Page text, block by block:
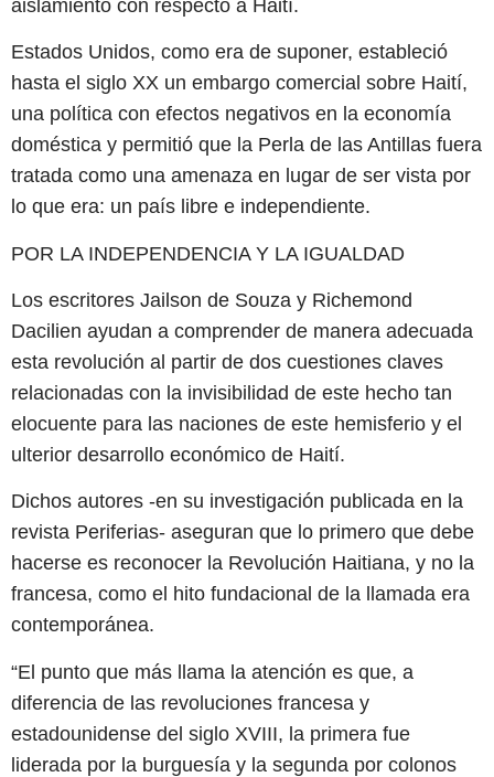
aislamiento con respecto a Haití.
Estados Unidos, como era de suponer, estableció
hasta el siglo XX un embargo comercial sobre Haití,
una política con efectos negativos en la economía
doméstica y permitió que la Perla de las Antillas fuera
tratada como una amenaza en lugar de ser vista por
lo que era: un país libre e independiente.
POR LA INDEPENDENCIA Y LA IGUALDAD
Los escritores Jailson de Souza y Richemond
Dacilien ayudan a comprender de manera adecuada
esta revolución al partir de dos cuestiones claves
relacionadas con la invisibilidad de este hecho tan
elocuente para las naciones de este hemisferio y el
ulterior desarrollo económico de Haití.
Dichos autores -en su investigación publicada en la
revista Periferias- aseguran que lo primero que debe
hacerse es reconocer la Revolución Haitiana, y no la
francesa, como el hito fundacional de la llamada era
contemporánea.
“El punto que más llama la atención es que, a
diferencia de las revoluciones francesa y
estadounidense del siglo XVIII, la primera fue
liderada por la burguesía y la segunda por colonos